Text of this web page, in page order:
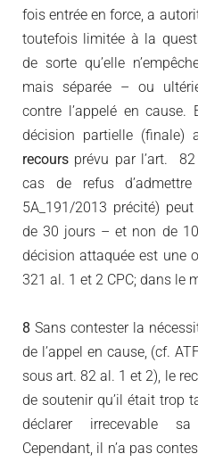
fois entrée en force, a
toutefois limitée à la
de sorte qu’elle
mais séparée – ou
contre l’appelé en
décision partielle (finale)
recours prévu par l’art.
cas de refus
5A_191/2013 précité)
de 30 jours – et non de
décision attaquée est une
321 al. 1 et 2 CPC; dans le
8 Sans contester la
de l’appel en cause, (cf.
sous art. 82 al. 1 et 2), le
de soutenir qu’il était trop
déclarer irrecevable
Cependant, il n’a pas